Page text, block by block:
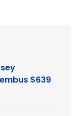
$639